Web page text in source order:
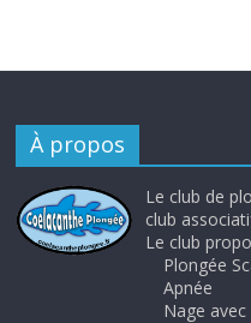
À propos
Le club de
club
Le club
Plongée
Apnée
Nage avec